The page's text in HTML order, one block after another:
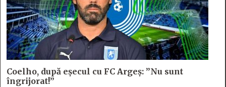
Coelho, după eșecul cu FC Argeș: ”Nu sunt
îngrijorat!”